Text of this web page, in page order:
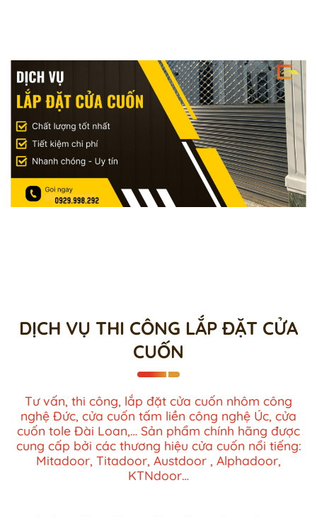
DỊCH VỤ THI CÔNG LẮP ĐẶT CỬA
CUỐN
Tư vấn, thi công, lắp đặt cửa cuốn nhôm công
nghệ Đức, cửa cuốn tấm liền công nghệ Úc, cửa
cuốn tole Đài Loan,… Sản phẩm chính hãng được
cung cấp bởi các thương hiệu cửa cuốn nổi tiếng:
Mitadoor, Titadoor, Austdoor , Alphadoor,
KTNdoor…